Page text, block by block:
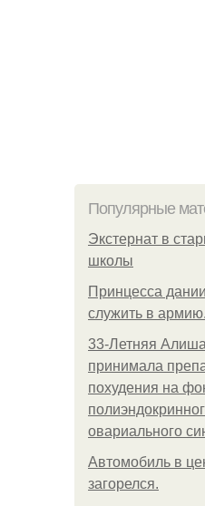
Популярные
Экстернат в
школы
Принцесса
служить в армию.
33-Летняя
принимала
похудения на
овариального
Автомобиль в
загорелся.